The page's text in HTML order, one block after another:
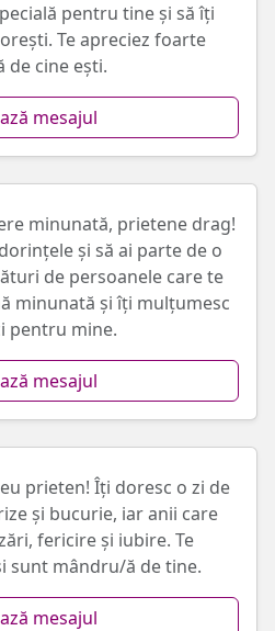
pentru tine și să îți
Te apreciez foarte
cine ești.
mesajul
minunată, prietene drag!
și să ai parte de o
de persoanele care te
minunată și îți mulțumesc
pentru mine.
mesajul
prieten! Îți doresc o zi de
și bucurie, iar anii care
fericire și iubire. Te
sunt mândru/ă de tine.
mesajul